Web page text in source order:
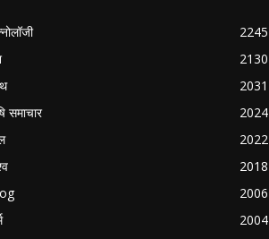
2245
2130
2031
समाचार
2024
2022
2018
2006
2004